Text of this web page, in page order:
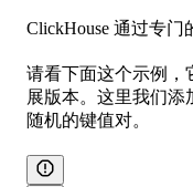
ClickHouse 通过专门
请看下面这个示例，
展版本。这里我们添
随机的键值对。